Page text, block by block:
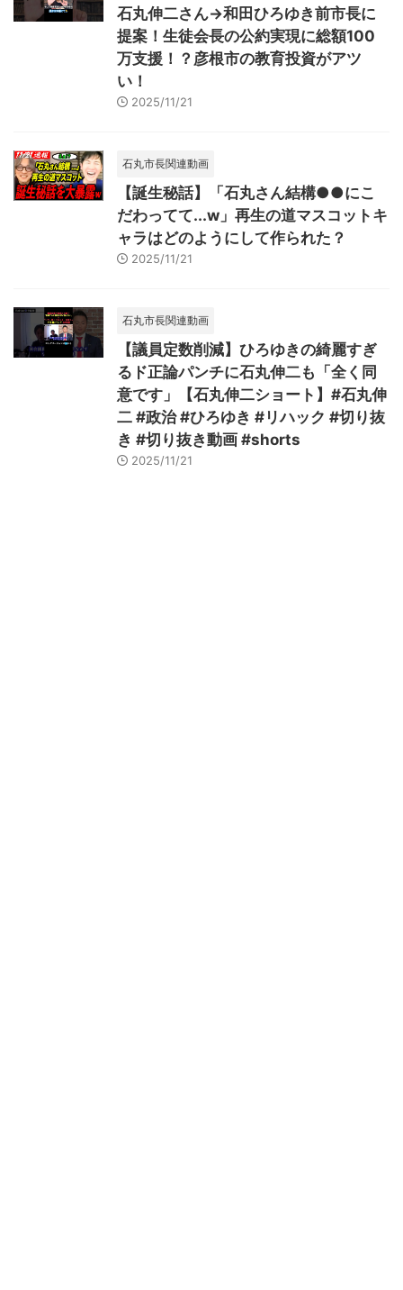
石丸伸二さん→和田ひろゆき前市長に
提案！生徒会長の公約実現に総額100
万支援！？彦根市の教育投資がアツ
い！
2025/11/21
石丸市長関連動画
【誕生秘話】「石丸さん結構●●にこ
だわってて...w」再生の道マスコットキ
ャラはどのようにして作られた？
2025/11/21
石丸市長関連動画
【議員定数削減】ひろゆきの綺麗すぎ
るド正論パンチに石丸伸二も「全く同
意です」【石丸伸二ショート】#石丸伸
二 #政治 #ひろゆき #リハック #切り抜
き #切り抜き動画 #shorts
2025/11/21